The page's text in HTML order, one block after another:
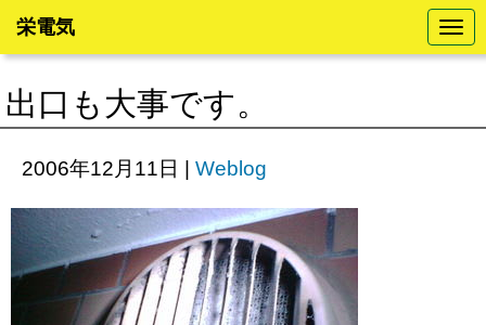
N
a
v
t
栄電気
出口も大事です。
2006年12月11日 | Weblog